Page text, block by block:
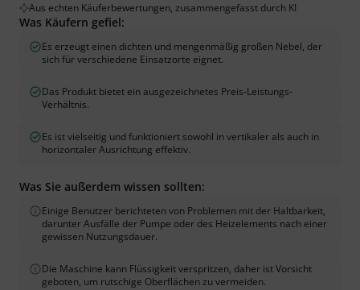
Aus echten Käuferbewertungen, zusammengefasst durch KI
Was Käufern gefiel:
Es erzeugt einen dichten und mengenmäßig großen Nebel, der
sich für verschiedene Einsatzorte eignet.
Das Produkt bietet ein ausgezeichnetes Preis-Leistungs-
Verhältnis.
Es ist vielseitig und funktioniert sowohl in vertikaler als auch in
horizontaler Ausrichtung effektiv.
Was Sie außerdem wissen sollten:
Einige Benutzer berichteten von Problemen mit der Haltbarkeit,
darunter Ausfälle der Pumpe oder des Heizelements nach einer
gewissen Nutzungsdauer.
Die Maschine kann Flüssigkeit verspritzen, daher ist Vorsicht
geboten, um rutschige Oberflächen zu vermeiden.